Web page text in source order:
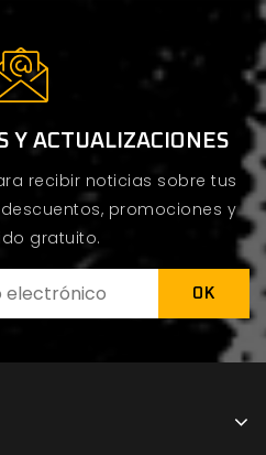
Y ACTUALIZACIONES
recibir noticias sobre tus
promociones y
gratuito.